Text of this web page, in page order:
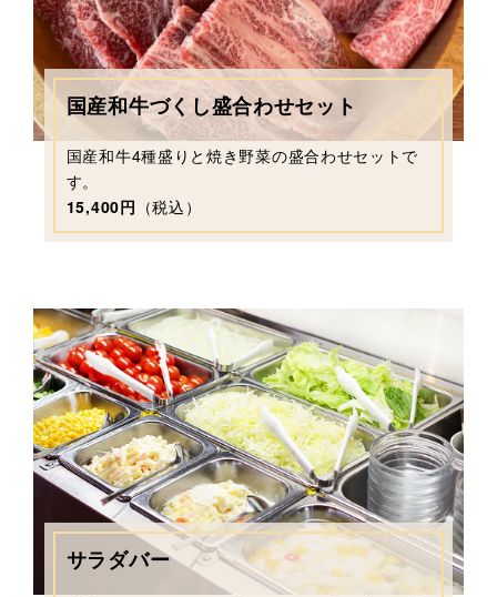
国産和牛づくし盛合わせセット
国産和牛4種盛りと焼き野菜の盛合わせセットで
す。
15,400円 （税込）
サラダバー